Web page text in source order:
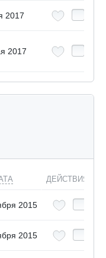
2017
2017
ДЕЙСТВИЯ
2015
2015